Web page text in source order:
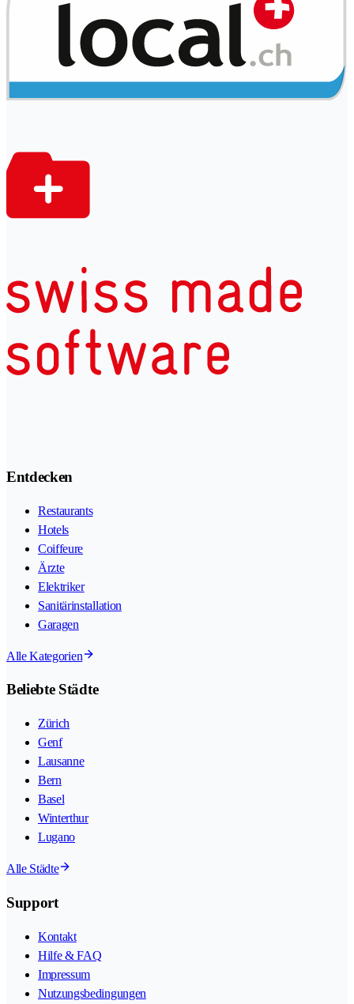
Entdecken
Restaurants
Hotels
Coiffeure
Ärzte
Elektriker
Sanitärinstallation
Garagen
Alle Kategorien
Beliebte Städte
Zürich
Genf
Lausanne
Bern
Basel
Winterthur
Lugano
Alle Städte
Support
Kontakt
Hilfe & FAQ
Impressum
Nutzungsbedingungen